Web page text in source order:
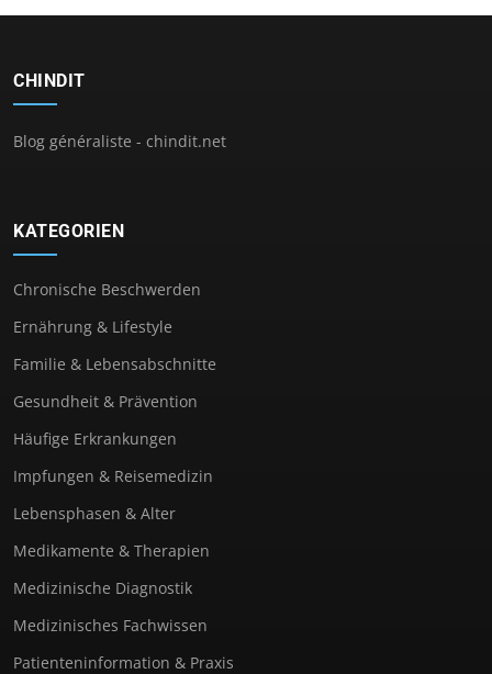
CHINDIT
Blog généraliste - chindit.net
KATEGORIEN
Chronische Beschwerden
Ernährung & Lifestyle
Familie & Lebensabschnitte
Gesundheit & Prävention
Häufige Erkrankungen
Impfungen & Reisemedizin
Lebensphasen & Alter
Medikamente & Therapien
Medizinische Diagnostik
Medizinisches Fachwissen
Patienteninformation & Praxis